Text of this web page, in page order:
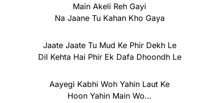
Main Akeli Reh Gayi
Na Jaane Tu Kahan Kho Gaya
Jaate Jaate Tu Mud Ke Phir Dekh Le
Dil Kehta Hai Phir Ek Dafa Dhoondh Le
Aayegi Kabhi Woh Yahin Laut Ke
Hoon Yahin Main Wo…